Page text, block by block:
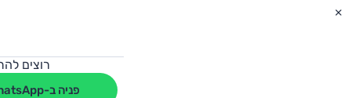
רוצים
פניה ב-WhatsApp